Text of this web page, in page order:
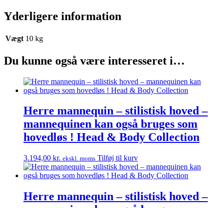
Yderligere information
Vægt 10 kg
Du kunne også være interesseret i…
Herre mannequin – stilistisk hoved –
mannequinen kan også bruges som
hovedløs ! Head & Body Collection
3.194,00 kr. ekskl. moms Tilføj til kurv
Herre mannequin – stilistisk hoved –